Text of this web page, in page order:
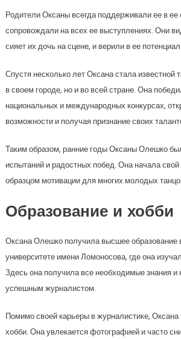
Родители Оксаны всегда поддерживали ее в ее
сопровождали на всех ее выступлениях. Они
сияет их дочь на сцене, и верили в ее потенциал.
Спустя несколько лет Оксана стала известной
в своем городе, но и во всей стране. Она
национальных и международных конкурсах,
возможности и получая признание своих
Таким образом, ранние годы Оксаны Олешко
испытаний и радостных побед. Она начала свой
образцом мотивации для многих молодых
Образование и хобби
Оксана Олешко получила высшее образование
университете имени Ломоносова, где она
Здесь она получила все необходимые знания и
успешным журналистом.
Помимо своей карьеры в журналистике,
хобби. Она увлекается фотографией и часто